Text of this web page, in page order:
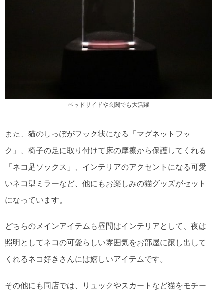
ベッドサイドや玄関でも大活躍
また、猫のしっぽがフック状になる「マグネットフッ
ク」、椅子の足に取り付けて床の摩擦から保護してくれる
「ネコ足ソックス」、インテリアのアクセントになる可愛
いネコ型ミラーなど、他にもお楽しみの猫グッズがセット
になっています。
どちらのメインアイテムも昼間はインテリアとして、夜は
照明としてネコの可愛らしい雰囲気をお部屋に醸し出して
くれるネコ好きさんには嬉しいアイテムです。
その他にも同店では、リュックやスカートなど猫をモチー